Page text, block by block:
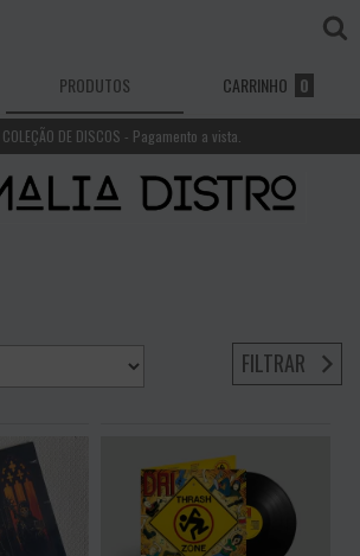
PRODUTOS CARRINHO 0
COLEÇÃO DE DISCOS - Pagamento a vista.
FILTRAR